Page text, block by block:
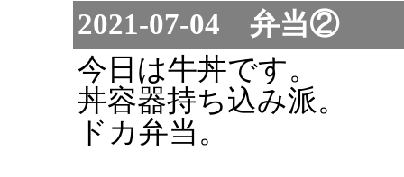
2021-07-04 弁当②
今日は牛丼です。
丼容器持ち込み派。
ドカ弁当。